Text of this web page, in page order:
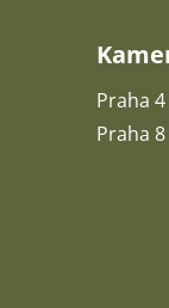
Praha 4
Praha 8